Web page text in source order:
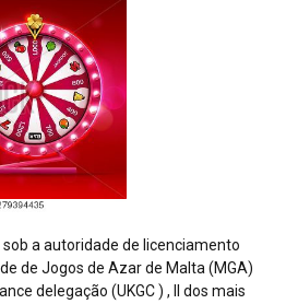
a autoridade de licenciamento
de Jogos de Azar de Malta (MGA)
delegação (UKGC ) , II dos mais